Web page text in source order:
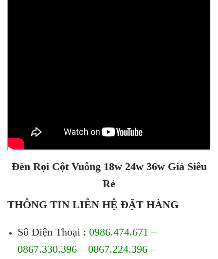
Đèn Rọi Cột Vuông 18w 24w 36w Giá Siêu
Rẻ
THÔNG TIN LIÊN HỆ ĐẶT HÀNG
Sô Điện Thoại : 0986.474.671 –
0867.330.396 – 0867.224.396 –